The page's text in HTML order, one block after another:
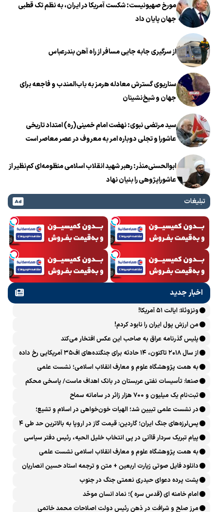
مورخ صهیونیست: شکست آمریکا در ایران، به نظم تک قطبی
جهان پایان داد
از سرگیری جابه جایی مسافر از راه آهن بندرعباس
سناریوی گسترش معادله هرمز به باب‌المندب و فاجعه برای
جهان و شیخ‌نشینان
سید مرتضی نبوی: نهضت امام خمینی(ره) امتداد تاریخی
عاشورا و تجلی دوباره امر به معروف در عصر معاصر است
ابوالحسنی‌منذر: رهبر شهید انقلاب اسلامی منظومه‌ای کم‌نظیر از
عاشوراپژوهی را بنیان نهاد
تبلیغات
اخبار جدید
ونزوئلا: ایالت ۵۱ آمریکا!
من ارزش پول ایران را نابود کردم!
پلیس گذرنامه عراق به صاحب این عکس افتخار می‌کند
از سال ۲۰۱۸ تاکنون، ۱۴ حادثه برای جنگنده‌های اف۳۵ آمریکایی رخ داده
است
به همت پژوهشگاه علوم و معارف انقلاب اسلامی؛ نشست علمی
«اربعین حسینی در منظومه فکری رهبر شهید، امام خامنه‌ای» برگزار
می‌شود
صنعا: تأسیسات نفتی عربستان در بانک اهداف ماست/ پاسخی محکم
می‌دهیم
ثبت‌نام یک میلیون و 700 هزار زائر در سامانه سماح ‌
در نشست علمی تبیین شد؛ الهیات خون‌خواهی در اسلام و تشیع؛
انتقام، عدالت، بازدارندگی و مقابله با جریان سلطه
پس‌لرزه‌های جنگ ایران؛ گاردین: قیمت گاز در اروپا به بالاترین حد طی ۴
ماه اخیر رسید
پیام تبریک سردار قاآنی در پی انتخاب خلیل الحیه، رئیس دفتر سیاسی
حماس
به همت پژوهشگاه علوم و معارف انقلاب اسلامی نشست علمی
«بازخوانی الهیاتِ انتقام و خون‌خواهی در تاریخ اسلام و انقلاب اسلامی»
برگزار می‌شود
دانلود فایل صوتی زیارت اربعین + متن و ترجمه استاد حسین انصاریان
پشت پرده دعوای حیدری نعمتی جنگ در جنوب
امام خامنه ای (قدس سره )؛ نماد انسان موحّد
مرز صلح و شرافت در ذهن رئیس دولت اصلاحات محمد خاتمی